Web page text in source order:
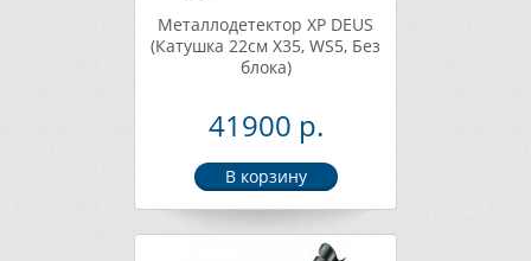
Металлодетектор XP DEUS
(Катушка 22см X35, WS5, Без
блока)
41900 р.